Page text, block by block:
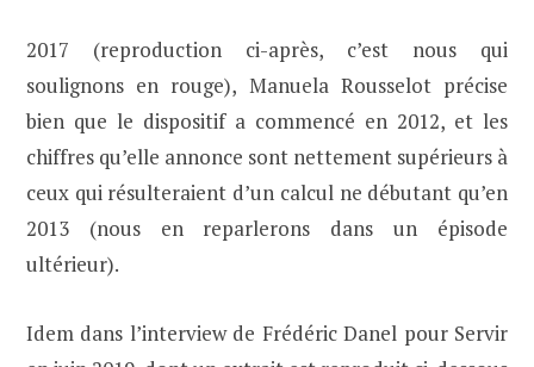
2017 (reproduction ci-après, c’est nous qui
soulignons en rouge), Manuela Rousselot précise
bien que le dispositif a commencé en 2012, et les
chiffres qu’elle annonce sont nettement supérieurs à
ceux qui résulteraient d’un calcul ne débutant qu’en
2013 (nous en reparlerons dans un épisode
ultérieur).
Idem dans l’interview de Frédéric Danel pour Servir